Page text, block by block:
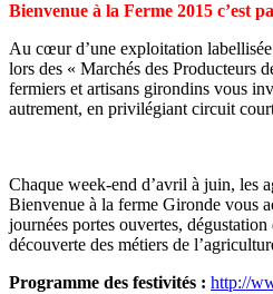
Bienvenue à la Ferme 2015 c’est
Au cœur d’une exploitation
lors des « Marchés des Producteurs
fermiers et artisans girondins vous
autrement, en privilégiant circuit
Chaque week-end d’avril à juin, les
Bienvenue à la ferme Gironde vous
journées portes ouvertes,
découverte des métiers de
Programme des festivités : http://